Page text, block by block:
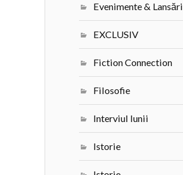
Evenimente & Lansări
EXCLUSIV
Fiction Connection
Filosofie
Interviul lunii
Istorie